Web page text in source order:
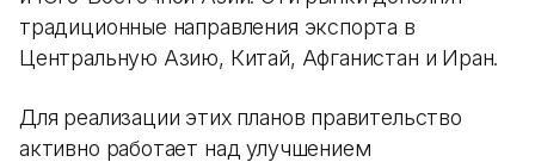
традиционные направления экспорта в
Центральную Азию, Китай, Афганистан и Иран.
Для реализации этих планов правительство
активно работает над улучшением